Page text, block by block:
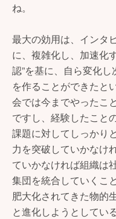
ね。
最大の効用は、インタ
に、複雑化し、加速化
認”を基に、自ら変化
を作ることができたと
会では今までやったこ
ですし、経験したこと
課題に対してしっかり
力を突破していかなけ
ていかなければ組織は
集団を統合していくこ
肥大化されてきた物的
と進化しようとしてい